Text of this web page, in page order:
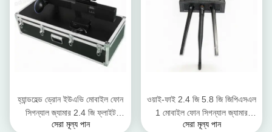
হ্যান্ডহেল্ড ড্রোন ইউএভি মোবাইল ফোন
সিগন্যাল জ্যামার 2.4 জি ফ্লাইট
কন্ট্রোল লং জ্যামিং দূরত্ব
সেরা মূল্য পান
ওয়াই-ফাই 2.4 জি 5.8 জি জিপিএসএল
1 মোবাইল ফোন সিগন্যাল জ্যামার
ব্লকার 8 ওয়াট এসি অ্যাডাপ্টার
সেরা মূল্য পান